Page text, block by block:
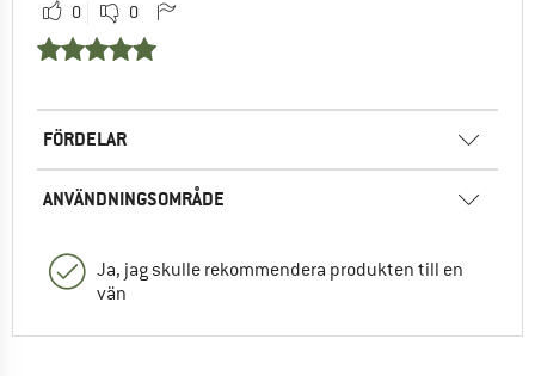
0 0
FÖRDELAR
ANVÄNDNINGSOMRÅDE
Ja, jag skulle rekommendera produkten till en
vän